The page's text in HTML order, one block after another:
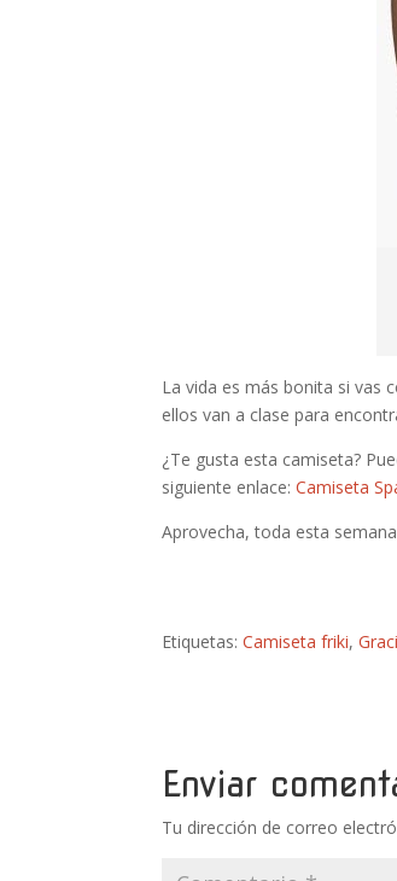
La vida es más bonita si vas
ellos van a clase para
¿Te gusta esta camiseta?
siguiente enlace:Camiseta
Aprovecha, toda esta
Etiquetas:Camiseta friki,
Enviar
Tu dirección de correo